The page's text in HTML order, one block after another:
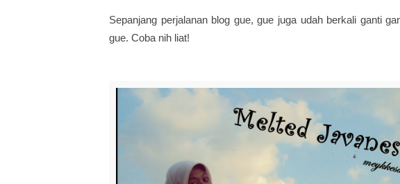
Sepanjang perjalanan blog gue, gue juga udah berkali ganti
gue. Coba nih liat!